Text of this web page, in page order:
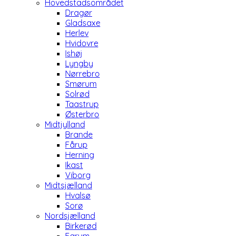
Hovedstadsområdet
Dragør
Gladsaxe
Herlev
Hvidovre
Ishøj
Lyngby
Nørrebro
Smørum
Solrød
Taastrup
Østerbro
Midtjylland
Brande
Fårup
Herning
Ikast
Viborg
Midtsjælland
Hvalsø
Sorø
Nordsjælland
Birkerød